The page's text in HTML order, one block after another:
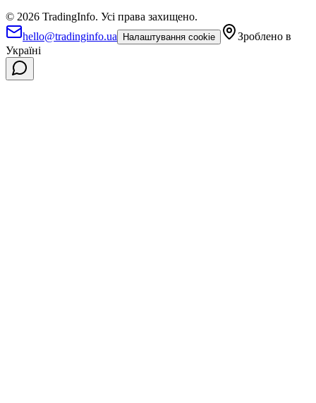
© 2026 TradingInfo. Усі права захищено.
hello@tradinginfo.ua
Налаштування cookie
Зроблено в
Україні